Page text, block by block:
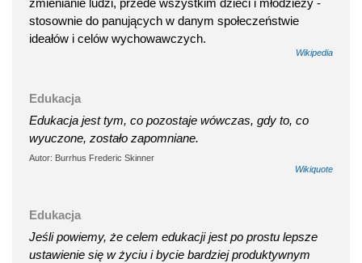
zmienianie ludzi, przede wszystkim dzieci i młodzieży -
stosownie do panujących w danym społeczeństwie
ideałów i celów wychowawczych.
Wikipedia
Edukacja
Edukacja jest tym, co pozostaje wówczas, gdy to, co
wyuczone, zostało zapomniane.
Autor: Burrhus Frederic Skinner
Wikiquote
Edukacja
Jeśli powiemy, że celem edukacji jest po prostu lepsze
ustawienie się w życiu i bycie bardziej produktywnym